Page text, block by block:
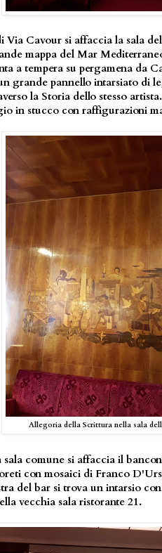
Via Cavour si affaccia la sala
mappa del Mar
a tempera su pergamena da
grande pannello intarsiato di
la Storia dello stesso
in stucco con raffigurazioni
Allegoria della Scrittura nella sala
sala comune si affaccia il
con mosaici di Franco
del bar si trova un intarsio
vecchia sala ristorante 21.